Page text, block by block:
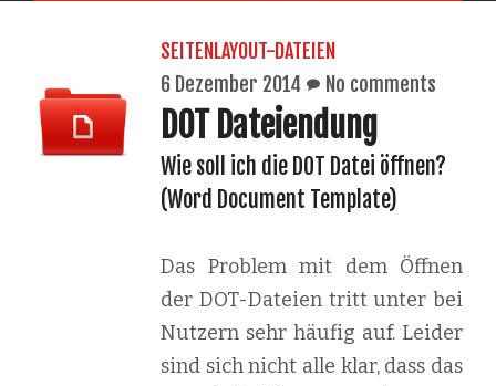
SEITENLAYOUT-DATEIEN
6 Dezember 2014
No comments
DOT Dateiendung
Wie soll ich die DOT Datei öffnen?
(Word Document Template)
Das Problem mit dem Öffnen
der DOT-Dateien tritt unter bei
Nutzern sehr häufig auf. Leider
sind sich nicht alle klar, dass das